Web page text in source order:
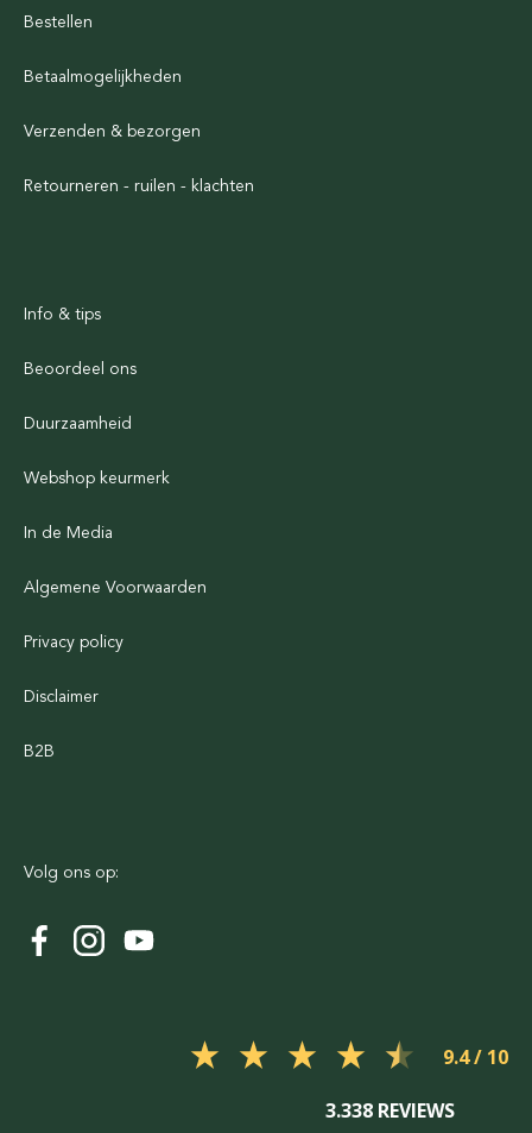
Bestellen
Betaalmogelijkheden
Verzenden & bezorgen
Retourneren - ruilen - klachten
Info & tips
Beoordeel ons
Duurzaamheid
Webshop keurmerk
In de Media
Algemene Voorwaarden
Privacy policy
Disclaimer
B2B
Volg ons op:
9.4
3.338 REVIEWS